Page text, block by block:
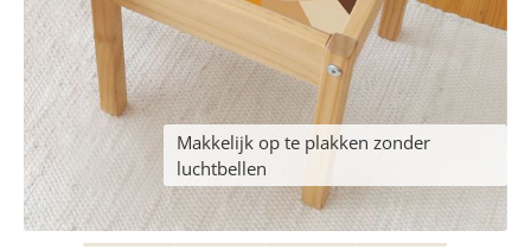
Makkelijk op te plakken zonder
luchtbellen